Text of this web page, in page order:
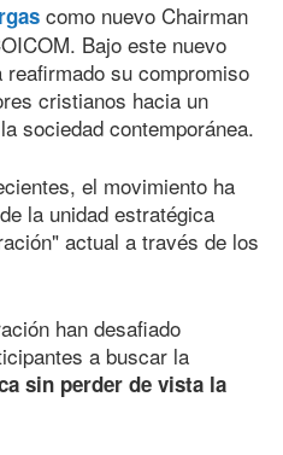
como nuevo Chairman
Bajo este nuevo
su compromiso
cristianos hacia un
sociedad contemporánea.
el movimiento ha
la unidad estratégica
actual a través de los
han desafiado
a buscar la
sin perder de vista la